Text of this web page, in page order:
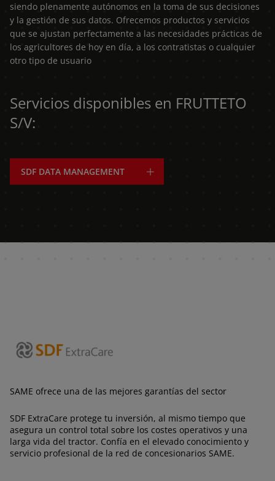
AND MIDDLE-
siendo plenamente autónomos en la toma de sus decisiones
y la gestión de sus datos. Ofrecemos productos y servicios
que se ajustan perfectamente a las necesidades prácticas de
los agricultores de hoy en día, a los contratistas o cualquier
otro tipo de usuario
Servicios disponibles en FRUTTETO
S/V:
SDF DATA MANAGEMENT
SAME ofrece una de las mejores garantías del sector
SDF ExtraCare protege tu inversión, al mismo tiempo que
asegura un control total sobre los costes operativos y una
larga vida del tractor. Confía en el elevado conocimiento y
servicio profesional de la red de concesionarios SAME.